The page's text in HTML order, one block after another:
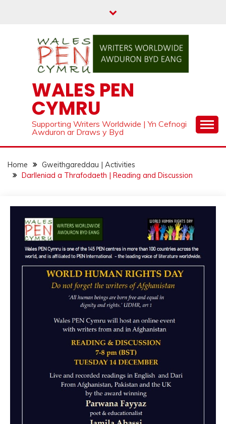
WALES PEN
CYMRU
Supporting Writers Worldwide | Yn Cefnogi
Awduron ar Draws y Byd
Home
Gweithgareddau | Activities
Darlleniad a Thrafodaeth | Reading and Discussion